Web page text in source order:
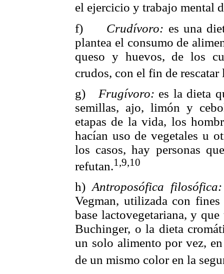
el ejercicio y trabajo mental
f)
Crudívoro: es una
plantea el consumo de
queso y huevos, de los
crudos, con el fin de
g)
Frugívoro: es la dieta
semillas, ajo, limón y
etapas de la vida, los
hacían uso de vegetales u
los casos, hay personas
refutan.1,9,10
h)Antroposófica
Vegman, utilizada con fines
base lactovegetariana, y
Buchinger, o la dieta
un solo alimento por vez,
de un mismo color en la